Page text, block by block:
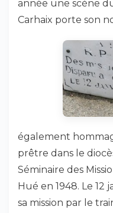
année une scène
Carhaix porte son
également
prêtre dans le
Séminaire des
Hué en 1948. Le 12
sa mission par le